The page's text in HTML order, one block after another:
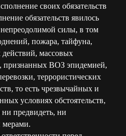
своих обязательств
обязательств явилось
непреодолимой силы, в том
пожара, тайфуна,
массовых
признанных ВОЗ эпидемией,
террористических
то есть чрезвычайных и
условиях обстоятельств,
предвидеть, ни
мерами.